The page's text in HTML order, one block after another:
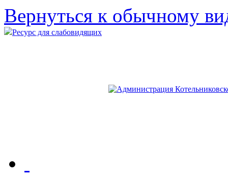
Вернуться к обычному
Ресурс для слабовидящих